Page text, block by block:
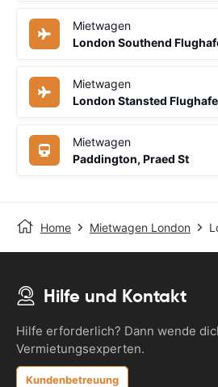
Mietwagen
London Southend
Mietwagen
London Stansted
Mietwagen
Paddington, Praed St
Home Mietwagen London
Hilfe und Kontakt
Hilfe erforderlich? Dann wende
Vermietungsexperten.
Kundenbetreuung